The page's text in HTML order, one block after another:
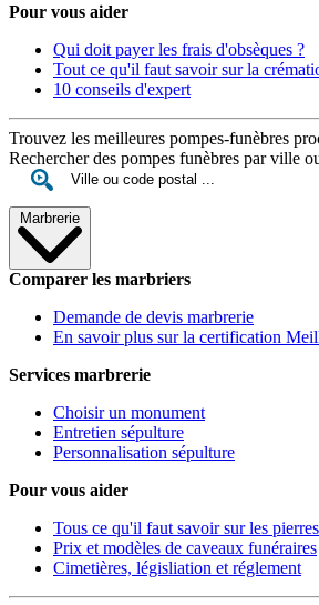
Pour vous aider
Qui doit payer les frais d'obsèques ?
Tout ce qu'il faut savoir sur la
10 conseils d'expert
Trouvez les meilleures pompes-funèbres
Rechercher des pompes funèbres par ville
Marbrerie
Comparer les marbriers
Demande de devis marbrerie
En savoir plus sur la certification
Services marbrerie
Choisir un monument
Entretien sépulture
Personnalisation sépulture
Pour vous aider
Tous ce qu'il faut savoir sur les
Prix et modèles de caveaux funéraires
Cimetières, législiation et réglement